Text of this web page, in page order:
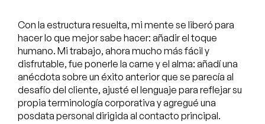
Con la estructura resuelta, mi mente se liberó para
hacer lo que mejor sabe hacer: añadir el toque
humano. Mi trabajo, ahora mucho más fácil y
disfrutable, fue ponerle la carne y el alma: añadí una
anécdota sobre un éxito anterior que se parecía al
desafío del cliente, ajusté el lenguaje para reflejar su
propia terminología corporativa y agregué una
posdata personal dirigida al contacto principal.